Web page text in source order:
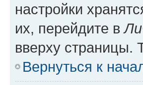
настройки
их, перейдите в
вверху страницы.
Вернуться к